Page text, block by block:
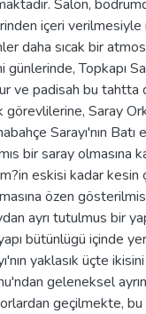
Salon,
içeri verilmesiyle
daha sıcak bir
günlerinde, Topkapı
ve padisah bu tahtta
görevlilerine, Saray
Sarayı'nın
bir saray olmasına
eskisi kadar kesin
özen
ayrı tutulmus bir
bütünlügü içinde
yaklasık üçte
geleneksel
geçilmekte, bu